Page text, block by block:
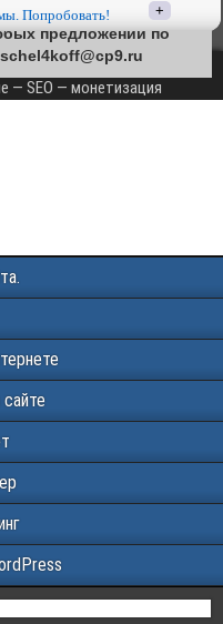
Попробовать! +
— SEO — монетизация
Попробовать! +
предложений по